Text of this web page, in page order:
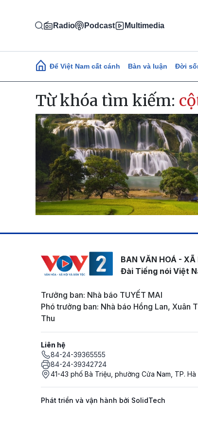
Radio Podcast Multimedia
Main navigation
Để Việt Nam cất cánh Bàn và luận Đời
Từ khóa tìm kiếm:
BAN VĂN HOÁ - XÃ
Đài Tiếng nói Việt
Trưởng ban: Nhà báo TUYẾT MAI
Phó trưởng ban: Nhà báo Hồng Lan, Xuân
Thu
Liên hệ
84-24-39365555
84-24-39342724
41-43 phố Bà Triệu, phường Cửa Nam, TP. Hà
Phát triển và vận hành bởi SolidTech